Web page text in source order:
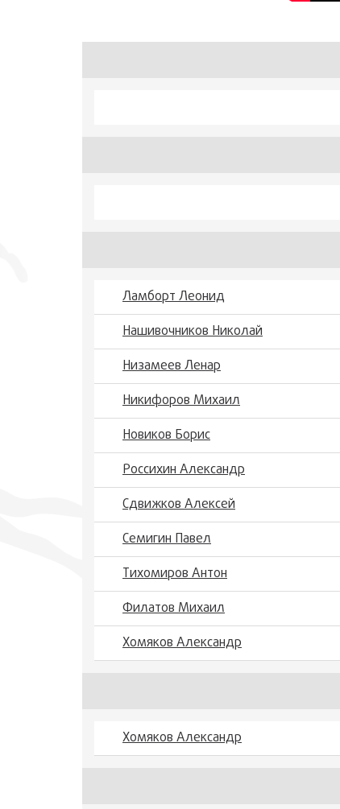
Ламборт Леонид
Нашивочников Николай
Низамеев Ленар
Никифоров Михаил
Новиков Борис
Россихин Александр
Сдвижков Алексей
Семигин Павел
Тихомиров Антон
Филатов Михаил
Хомяков Александр
Хомяков Александр